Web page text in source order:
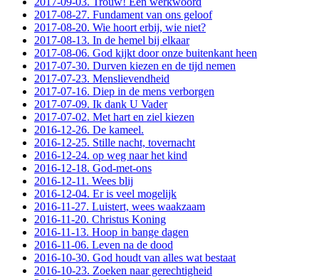
2017-08-27. Fundament van ons geloof
2017-08-20. Wie hoort erbij, wie niet?
2017-08-13. In de hemel bij elkaar
2017-08-06. God kijkt door onze buitenkant heen
2017-07-30. Durven kiezen en de tijd nemen
2017-07-23. Menslievendheid
2017-07-16. Diep in de mens verborgen
2017-07-09. Ik dank U Vader
2017-07-02. Met hart en ziel kiezen
2016-12-26. De kameel.
2016-12-25. Stille nacht, tovernacht
2016-12-24. op weg naar het kind
2016-12-18. God-met-ons
2016-12-11. Wees blij
2016-12-04. Er is veel mogelijk
2016-11-27. Luistert, wees waakzaam
2016-11-20. Christus Koning
2016-11-13. Hoop in bange dagen
2016-11-06. Leven na de dood
2016-10-30. God houdt van alles wat bestaat
2016-10-23. Zoeken naar gerechtigheid